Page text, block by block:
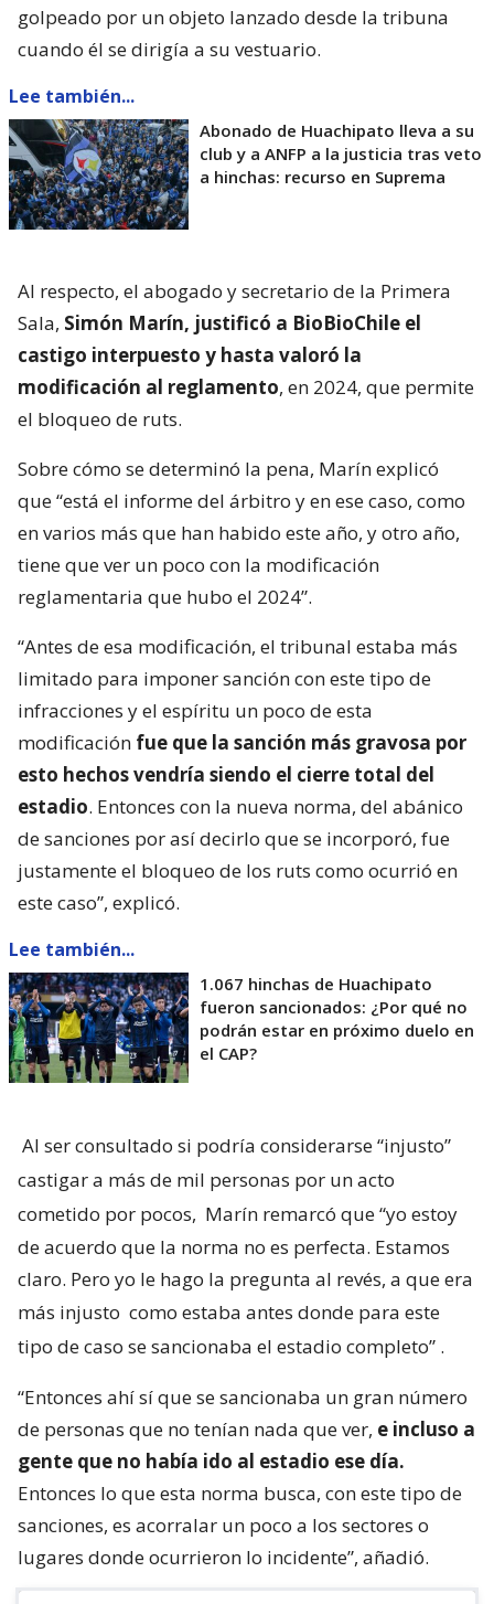
golpeado por un objeto lanzado desde la tribuna
cuando él se dirigía a su vestuario.
Lee también...
Abonado de Huachipato lleva a su
club y a ANFP a la justicia tras veto
a hinchas: recurso en Suprema
Al respecto, el abogado y secretario de la Primera
Sala, Simón Marín, justificó a BioBioChile el
castigo interpuesto y hasta valoró la
modificación al reglamento, en 2024, que permite
el bloqueo de ruts.
Sobre cómo se determinó la pena, Marín explicó
que “está el informe del árbitro y en ese caso, como
en varios más que han habido este año, y otro año,
tiene que ver un poco con la modificación
reglamentaria que hubo el 2024”.
“Antes de esa modificación, el tribunal estaba más
limitado para imponer sanción con este tipo de
infracciones y el espíritu un poco de esta
modificación fue que la sanción más gravosa por
esto hechos vendría siendo el cierre total del
estadio. Entonces con la nueva norma, del abánico
de sanciones por así decirlo que se incorporó, fue
justamente el bloqueo de los ruts como ocurrió en
este caso”, explicó.
Lee también...
1.067 hinchas de Huachipato
fueron sancionados: ¿Por qué no
podrán estar en próximo duelo en
el CAP?
Al ser consultado si podría considerarse “injusto”
castigar a más de mil personas por un acto
cometido por pocos, Marín remarcó que “yo estoy
de acuerdo que la norma no es perfecta. Estamos
claro. Pero yo le hago la pregunta al revés, a que era
más injusto como estaba antes donde para este
tipo de caso se sancionaba el estadio completo” .
“Entonces ahí sí que se sancionaba un gran número
de personas que no tenían nada que ver, e incluso a
gente que no había ido al estadio ese día.
Entonces lo que esta norma busca, con este tipo de
sanciones, es acorralar un poco a los sectores o
lugares donde ocurrieron lo incidente”, añadió.